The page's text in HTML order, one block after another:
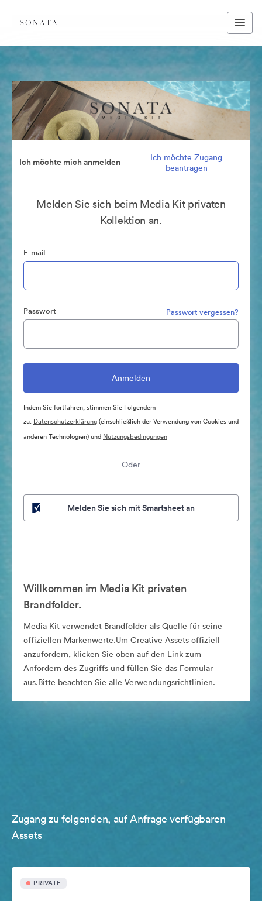
Ich möchte mich anmelden
Ich möchte Zugang
beantragen
Melden Sie sich beim Media Kit privaten
Kollektion an.
E-mail
Passwort Passwort vergessen?
Indem Sie fortfahren, stimmen Sie Folgendem
zu: Datenschutzerklärung(einschließlich der Verwendung von Cookies und
anderen Technologien) und Nutzungsbedingungen
Oder
Melden Sie sich mit Smartsheet an
Willkommen im Media Kit privaten
Brandfolder.
Media Kit verwendet Brandfolder als Quelle für seine
offiziellen Markenwerte.Um Creative Assets offiziell
anzufordern, klicken Sie oben auf den Link zum
Anfordern des Zugriffs und füllen Sie das Formular
aus.Bitte beachten Sie alle Verwendungsrichtlinien.
Zugang zu folgenden, auf Anfrage verfügbaren
Assets
PRIVATE